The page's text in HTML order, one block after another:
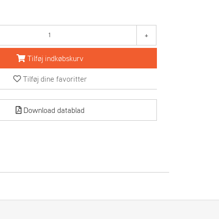
+
Tilføj indkøbskurv
Tilføj dine favoritter
Download datablad